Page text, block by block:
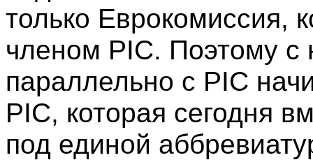
только Еврокомиссия,
членом PIC. Поэтому с
параллельно с PIC
PIC, которая сегодня
под единой